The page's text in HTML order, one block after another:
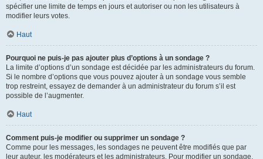
spécifier une limite de temps en jours et autoriser ou non les utilisateurs à
modifier leurs votes.
Haut
Pourquoi ne puis-je pas ajouter plus d’options à un sondage ?
La limite d’options d’un sondage est décidée par les administrateurs du forum.
Si le nombre d’options que vous pouvez ajouter à un sondage vous semble
trop restreint, essayez de demander à un administrateur du forum s’il est
possible de l’augmenter.
Haut
Comment puis-je modifier ou supprimer un sondage ?
Comme pour les messages, les sondages ne peuvent être modifiés que par
leur auteur, les modérateurs et les administrateurs. Pour modifier un sondage,